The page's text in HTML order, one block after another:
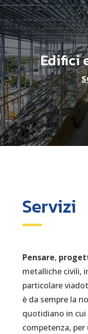
Edifici
Servizi
Pensare,
metalliche civili,
particolare
è da sempre la
quotidiano in
competenza,